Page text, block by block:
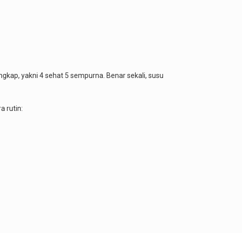
yakni 4 sehat 5 sempurna. Benar sekali, susu
rutin: